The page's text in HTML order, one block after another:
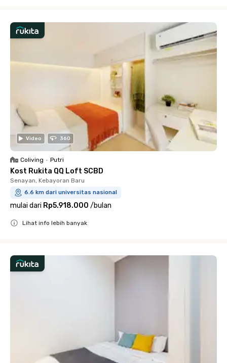
Video 360
Coliving • Putri
Kost Rukita QQ Loft SCBD
Senayan, Kebayoran Baru
6.6 km dari universitas nasional
mulai dari Rp5.918.000 /bulan
Lihat info lebih banyak